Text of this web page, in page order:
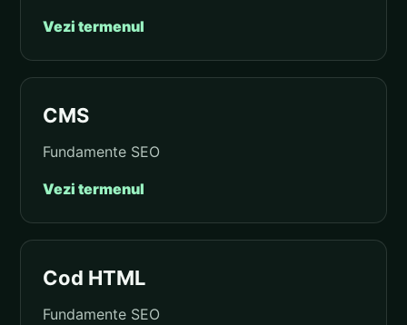
Vezi termenul
CMS
Fundamente SEO
Vezi termenul
Cod HTML
Fundamente SEO